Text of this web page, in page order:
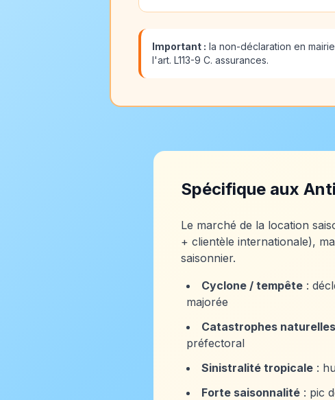
Important : la non-déclaration en
l'art. L113-9 C. assurances.
Spécifique aux
Le marché de la location
+ clientèle internationale),
saisonnier.
Cyclone / tempête :
majorée
Catastrophes naturelles
préfectoral
Sinistralité tropicale :
Forte saisonnalité : pic